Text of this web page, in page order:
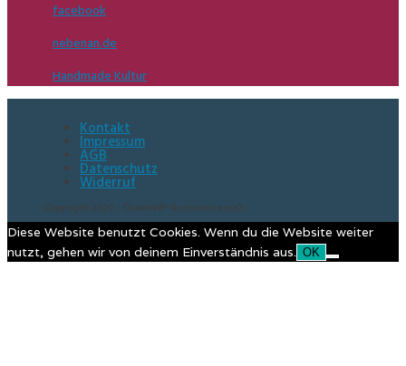
facebook
nebenan.de
Handmade Kultur
Kontakt
Impressum
AGB
Datenschutz
Widerruf
Copyright 2020 - OceanWP-Bunsenstrasse2
Diese Website benutzt Cookies. Wenn du die Website weiter
nutzt, gehen wir von deinem Einverständnis aus. OK